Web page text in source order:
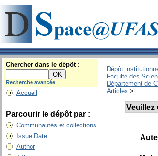
Chercher dans le dépôt :
Recherche avancée
Accueil
Parcourir le dépôt par :
Communautés et collections
Issue Date
Author
Dépôt
Faculté des
Département de
Articles >
Veuillez